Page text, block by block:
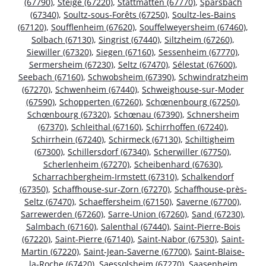
(67340), Soultz-sous-Forêts (67250), Soultz-les-Bains
(67120), Soufflenheim (67620), Souffelweyersheim (67460),
Solbach (67130), Singrist (67440), Siltzheim (67260),
Siewiller (67320), Siegen (67160), Sessenheim (67770),
Sermersheim (67230), Seltz (67470), Sélestat (67600),
Seebach (67160), Schwobsheim (67390), Schwindratzheim
(67270), Schwenheim (67440), Schweighouse-sur-Moder
(67590), Schopperten (67260), Schœnenbourg (67250),
Schœnbourg (67320), Schœnau (67390), Schnersheim
(67370), Schleithal (67160), Schirrhoffen (67240),
Schirrhein (67240), Schirmeck (67130), Schiltigheim
(67300), Schillersdorf (67340), Scherwiller (67750),
Scherlenheim (67270), Scheibenhard (67630),
Scharrachbergheim-Irmstett (67310), Schalkendorf
(67350), Schaffhouse-sur-Zorn (67270), Schaffhouse-près-
Seltz (67470), Schaeffersheim (67150), Saverne (67700),
Sarrewerden (67260), Sarre-Union (67260), Sand (67230),
Salmbach (67160), Salenthal (67440), Saint-Pierre-Bois
(67220), Saint-Pierre (67140), Saint-Nabor (67530), Saint-
Martin (67220), Saint-Jean-Saverne (67700), Saint-Blaise-